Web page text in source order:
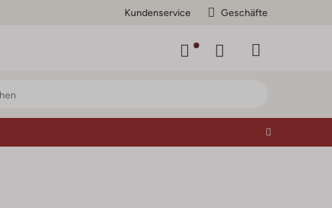
Kundenservice Geschäfte